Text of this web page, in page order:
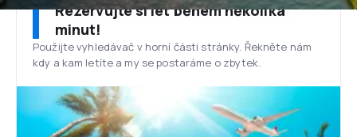
Rezervujte si let během několika
minut!
Použijte vyhledávač v horní části stránky. Řekněte nám
kdy a kam letíte a my se postaráme o zbytek.